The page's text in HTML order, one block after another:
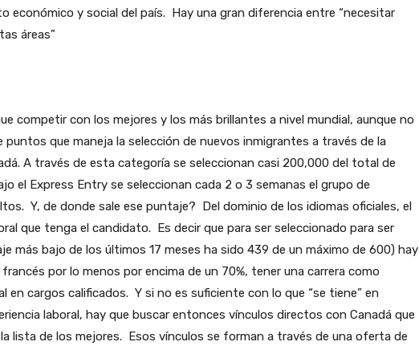
económico y social del país. Hay una gran diferencia entre “necesitar
áreas”
competir con los mejores y los más brillantes a nivel mundial, aunque no
que maneja la selección de nuevos inmigrantes a través de la
A través de esta categoría se seleccionan casi 200,000 del total de
el Express Entry se seleccionan cada 2 o 3 semanas el grupo de
Y, de donde sale ese puntaje? Del dominio de los idiomas oficiales, el
que tenga el candidato. Es decir que para ser seleccionado para ser
más bajo de los últimos 17 meses ha sido 439 de un máximo de 600) hay
por lo menos por encima de un 70%, tener una carrera como
en cargos calificados. Y si no es suficiente con lo que “se tiene” en
laboral, hay que buscar entonces vínculos directos con Canadá que
lista de los mejores. Esos vínculos se forman a través de una oferta de